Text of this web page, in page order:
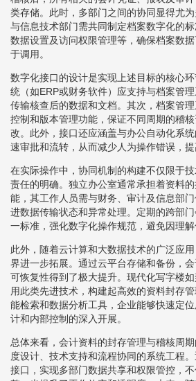
类存储。此时，多部门之间的协同显得尤
与信息技术部门需共同制定档案数字化的
数据设置及访问权限管理等，确保档案数
于调用。
数字化接口的设计是实现上述目标的核心
统（如ERP或财务软件）应支持与档案管
传输核查后的数据和文档。其次，档案管
控制和版本管理功能，保证不同周期的稽
改。此外，接口还应涵盖与办公自动化系
速审批和流转，从而减少人为操作错误，提
在实际操作中，协同机制的构建不仅限于
责任的明确。独立办公室通常承担着资料
能，其工作人员需与财务、审计及信息部
进数据传输状态和异常处理。定期的跨部
一标准，强化数字化操作规范，避免因理解
此外，随着云计算和大数据技术的广泛应
界进一步拓展。通过云平台存储和备份，
可恢复性得到了极大提升。现代化写字楼
用此类先进技术，构建起高效的资料封存
能检索和数据分析工具，企业能够快速定
计和内部控制的深入开展。
总体来看，会计资料的封存管理与稽核周
度设计、技术支持和流程协同的系统工程
接口，实现多部门数据共享和权限管控，